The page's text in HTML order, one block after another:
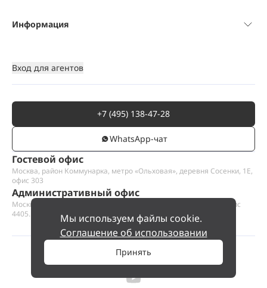
Мы используем файлы cookie.
Соглашение об использовании
Принять
102 982 830 ₽
№ 1152
Гостевой офис
Москва, район Коммунарка, метро «Ольховая», деревня Сосенки, 1Е,
офис 303
Административный офис
Москва, Пресненская набережная 12, Москва-сити, этаж 44, офис
4405.1
+7 (495) 138-47-28
WhatsАpp-чат
Информация
Вход для агентов
ООО «Проект Хаус».Позвольте найти ваш дом.